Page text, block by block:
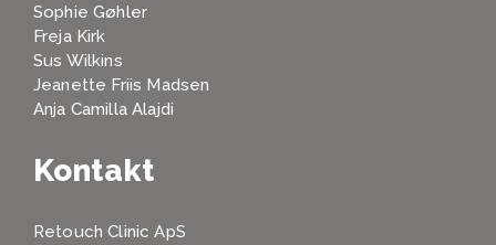
Sophie Gøhler
Freja Kirk
Sus Wilkins
Jeanette Friis Madsen
Anja Camilla Alajdi
Kontakt
Retouch Clinic ApS